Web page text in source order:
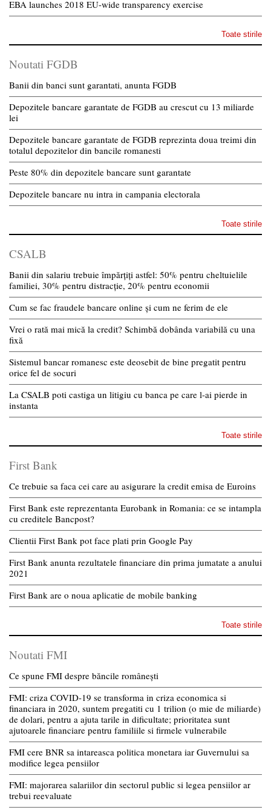
EBA launches 2018 EU-wide transparency exercise
Toate stirile
Noutati FGDB
Banii din banci sunt garantati, anunta FGDB
Depozitele bancare garantate de FGDB au crescut cu 13 miliarde
lei
Depozitele bancare garantate de FGDB reprezinta doua treimi din
totalul depozitelor din bancile romanesti
Peste 80% din depozitele bancare sunt garantate
Depozitele bancare nu intra in campania electorala
Toate stirile
CSALB
Banii din salariu trebuie împărțiți astfel: 50% pentru cheltuielile
familiei, 30% pentru distracție, 20% pentru economii
Cum se fac fraudele bancare online și cum ne ferim de ele
Vrei o rată mai mică la credit? Schimbă dobânda variabilă cu una
fixă
Sistemul bancar romanesc este deosebit de bine pregatit pentru
orice fel de socuri
La CSALB poti castiga un litigiu cu banca pe care l-ai pierde in
instanta
Toate stirile
First Bank
Ce trebuie sa faca cei care au asigurare la credit emisa de Euroins
First Bank este reprezentanta Eurobank in Romania: ce se intampla
cu creditele Bancpost?
Clientii First Bank pot face plati prin Google Pay
First Bank anunta rezultatele financiare din prima jumatate a anului
2021
First Bank are o noua aplicatie de mobile banking
Toate stirile
Noutati FMI
Ce spune FMI despre băncile românești
FMI: criza COVID-19 se transforma in criza economica si
financiara in 2020, suntem pregatiti cu 1 trilion (o mie de miliarde)
de dolari, pentru a ajuta tarile in dificultate; prioritatea sunt
ajutoarele financiare pentru familiile si firmele vulnerabile
FMI cere BNR sa intareasca politica monetara iar Guvernului sa
modifice legea pensiilor
FMI: majorarea salariilor din sectorul public si legea pensiilor ar
trebui reevaluate